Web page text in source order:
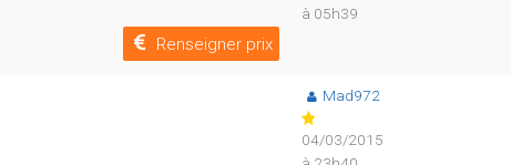
Renseigner prix
à 05h39
Mad972
04/03/2015